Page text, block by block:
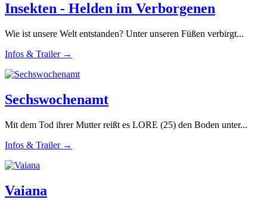
Insekten - Helden im Verborgenen
Wie ist unsere Welt entstanden? Unter unseren Füßen verbirgt...
Infos & Trailer →
Sechswochenamt
Mit dem Tod ihrer Mutter reißt es LORE (25) den Boden unter...
Infos & Trailer →
Vaiana